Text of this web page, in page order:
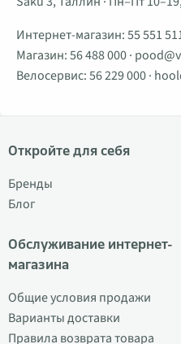
Интернет-магазин:55 551
Магазин:56 488 000·
Велосервис:56 229 000·
Откройте для себя
Бренды
Блог
Обслуживание интернет-
магазина
Общие условия продажи
Варианты доставки
Правила возврата товара